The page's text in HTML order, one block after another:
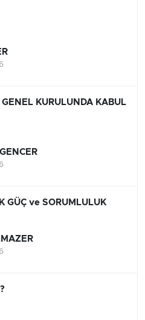
KURULUNDA KABUL
GÜÇ ve SORUMLULUK